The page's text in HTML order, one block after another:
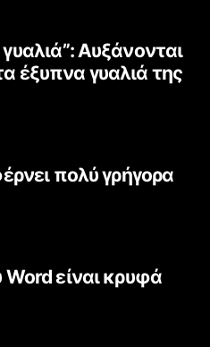
Αυξάνονται
έξυπνα γυαλιά της
πολύ γρήγορα
είναι κρυφά